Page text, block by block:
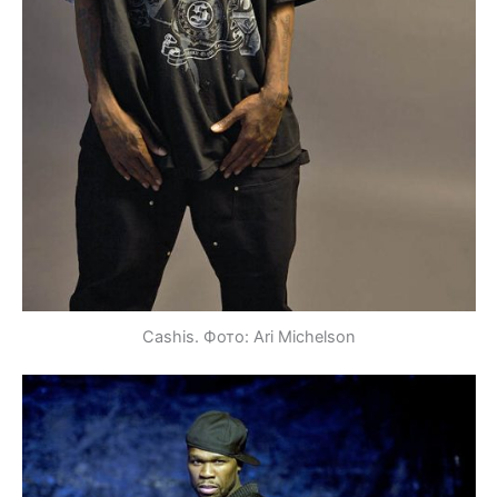
Cashis. Фото: Ari Michelson